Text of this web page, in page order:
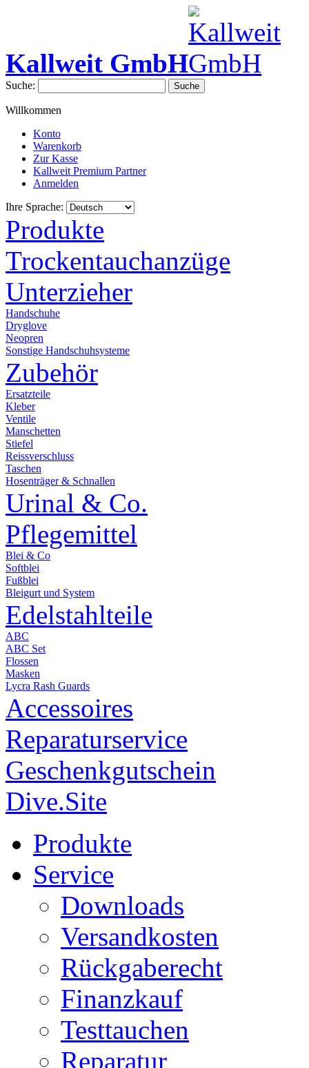
Kallweit GmbH
Suche: Suche
Willkommen
Konto
Warenkorb
Zur Kasse
Kallweit Premium Partner
Anmelden
Ihre Sprache:
Produkte
Trockentauchanzüge
Unterzieher
Handschuhe
Dryglove
Neopren
Sonstige Handschuhsysteme
Zubehör
Ersatzteile
Kleber
Ventile
Manschetten
Stiefel
Reissverschluss
Taschen
Hosenträger & Schnallen
Urinal & Co.
Pflegemittel
Blei & Co
Softblei
Fußblei
Bleigurt und System
Edelstahlteile
ABC
ABC Set
Flossen
Masken
Lycra Rash Guards
Accessoires
Reparaturservice
Geschenkgutschein
Dive.Site
Produkte
Service
Downloads
Versandkosten
Rückgaberecht
Finanzkauf
Testtauchen
Reparatur